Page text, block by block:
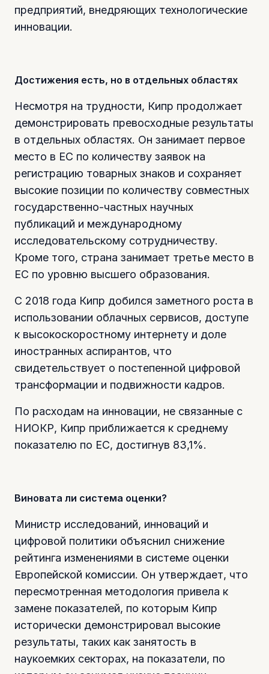
предприятий, внедряющих технологические
инновации.
Достижения есть, но в отдельных областях
Несмотря на трудности, Кипр продолжает
демонстрировать превосходные результаты
в отдельных областях. Он занимает первое
место в ЕС по количеству заявок на
регистрацию товарных знаков и сохраняет
высокие позиции по количеству совместных
государственно-частных научных
публикаций и международному
исследовательскому сотрудничеству.
Кроме того, страна занимает третье место в
ЕС по уровню высшего образования.
С 2018 года Кипр добился заметного роста в
использовании облачных сервисов, доступе
к высокоскоростному интернету и доле
иностранных аспирантов, что
свидетельствует о постепенной цифровой
трансформации и подвижности кадров.
По расходам на инновации, не связанные с
НИОКР, Кипр приближается к среднему
показателю по ЕС, достигнув 83,1%.
Виновата ли система оценки?
Министр исследований, инноваций и
цифровой политики объяснил снижение
рейтинга изменениями в системе оценки
Европейской комиссии. Он утверждает, что
пересмотренная методология привела к
замене показателей, по которым Кипр
исторически демонстрировал высокие
результаты, таких как занятость в
наукоемких секторах, на показатели, по